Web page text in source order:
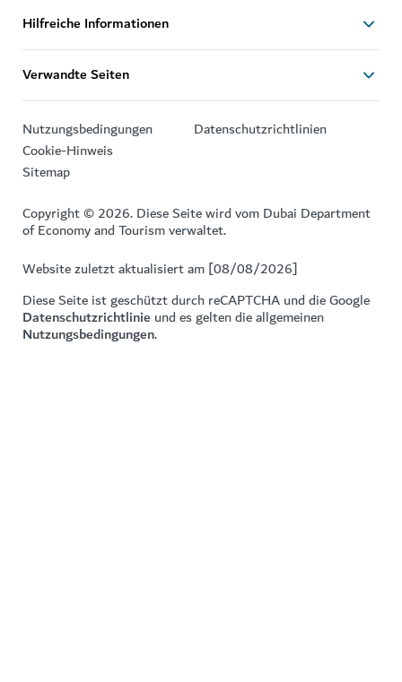
Hilfreiche Informationen
Verwandte Seiten
Nutzungsbedingungen
Datenschutzrichtlinien
Cookie-Hinweis
Sitemap
Copyright © 2026. Diese Seite wird vom Dubai Department
of Economy and Tourism verwaltet.
Website zuletzt aktualisiert am [08/08/2026]
Diese Seite ist geschützt durch reCAPTCHA und die Google
Datenschutzrichtlinie und es gelten die allgemeinen
Nutzungsbedingungen.